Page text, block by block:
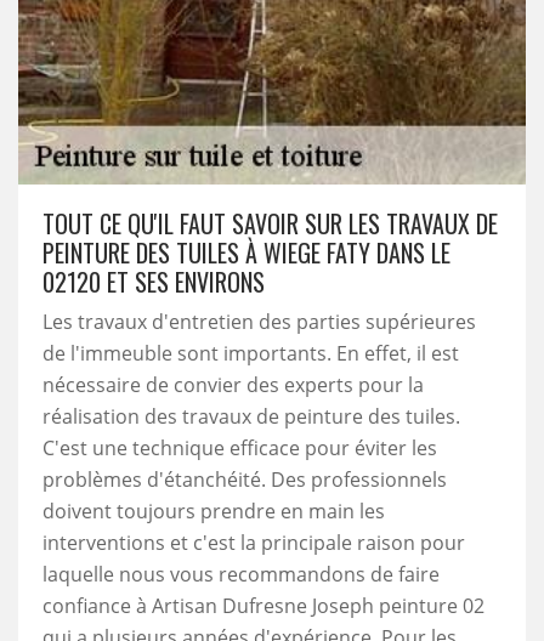
TOUT CE QU'IL FAUT SAVOIR SUR LES TRAVAUX DE
PEINTURE DES TUILES À WIEGE FATY DANS LE
02120 ET SES ENVIRONS
Les travaux d'entretien des parties supérieures
de l'immeuble sont importants. En effet, il est
nécessaire de convier des experts pour la
réalisation des travaux de peinture des tuiles.
C'est une technique efficace pour éviter les
problèmes d'étanchéité. Des professionnels
doivent toujours prendre en main les
interventions et c'est la principale raison pour
laquelle nous vous recommandons de faire
confiance à Artisan Dufresne Joseph peinture 02